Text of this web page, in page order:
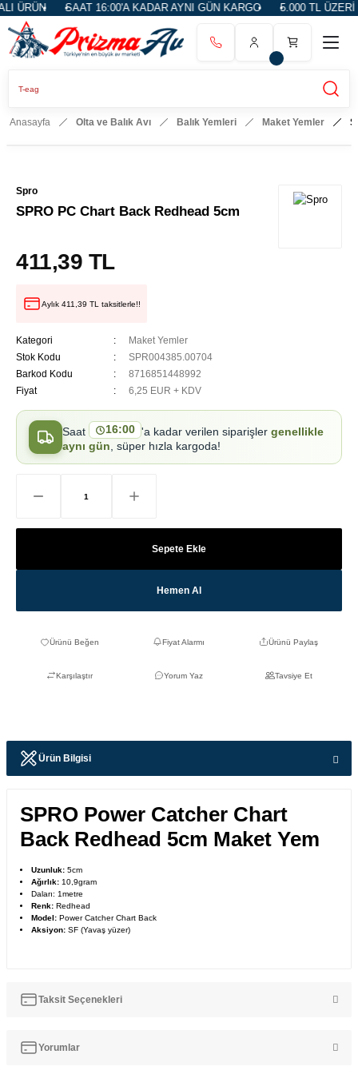
ÜRÜN SAAT 16:00'A KADAR AYNI GÜN KARGO 5.000 TL ÜZERİ
Anasayfa Olta ve Balık Avı Balık Yemleri Maket Yemler
Spro
SPRO PC Chart Back Redhead 5cm
411,39 TL
Aylık 411,39 TL taksitlerle!!
Kategori
Maket Yemler
Stok Kodu
SPR004385.00704
Barkod Kodu
8716851448992
Fiyat
6,25 EUR + KDV
Saat 16:00 'a kadar verilen siparişler genellikle
aynı gün , süper hızla kargoda!
Sepete Ekle
Hemen Al
Fiyat Alarmı Ürünü Paylaş
Karşılaştır Yorum Yaz Tavsiye Et
Ürün Bilgisi
SPRO Power Catcher Chart
Back Redhead 5cm Maket Yem
Uzunluk: 5cm
Ağırlık: 10,9gram
Daları: 1metre
Renk: Redhead
Model: Power Catcher Chart Back
Aksiyon: SF (Yavaş yüzer)
Taksit Seçenekleri
Yorumlar